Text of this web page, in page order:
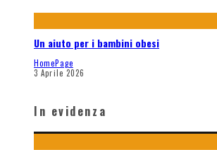
Un aiuto per i bambini obesi
HomePage
3 Aprile 2026
In evidenza